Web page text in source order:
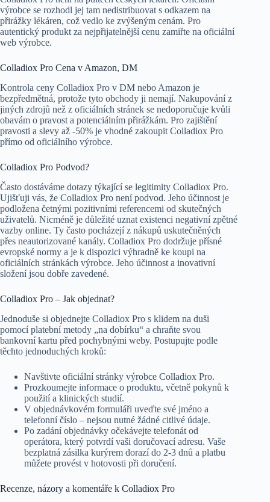
výrobce se rozhodl jej tam nedistribuovat s odkazem na
přirážky lékáren, což vedlo ke zvýšeným cenám. Pro
autentický produkt za nejpřijatelnější cenu zamiřte na oficiální
web výrobce.
Colladiox Pro Cena v Amazon, DM
Kontrola ceny Colladiox Pro v DM nebo Amazon je
bezpředmětná, protože tyto obchody ji nemají. Nakupování z
jiných zdrojů než z oficiálních stránek se nedoporučuje kvůli
obavám o pravost a potenciálním přirážkám. Pro zajištění
pravosti a slevy až -50% je vhodné zakoupit Colladiox Pro
přímo od oficiálního výrobce.
Colladiox Pro Podvod?
Často dostáváme dotazy týkající se legitimity Colladiox Pro.
Ujišťuji vás, že Colladiox Pro není podvod. Jeho účinnost je
podložena četnými pozitivními referencemi od skutečných
uživatelů. Nicméně je důležité uznat existenci negativní zpětné
vazby online. Ty často pocházejí z nákupů uskutečněných
přes neautorizované kanály. Colladiox Pro dodržuje přísné
evropské normy a je k dispozici výhradně ke koupi na
oficiálních stránkách výrobce. Jeho účinnost a inovativní
složení jsou dobře zavedené.
Colladiox Pro – Jak objednat?
Jednoduše si objednejte Colladiox Pro s klidem na duši
pomocí platební metody „na dobírku“ a chraňte svou
bankovní kartu před pochybnými weby. Postupujte podle
těchto jednoduchých kroků:
Navštivte oficiální stránky výrobce Colladiox Pro.
Prozkoumejte informace o produktu, včetně pokynů k
použití a klinických studií.
V objednávkovém formuláři uveďte své jméno a
telefonní číslo – nejsou nutné žádné citlivé údaje.
Po zadání objednávky očekávejte telefonát od
operátora, který potvrdí vaši doručovací adresu. Vaše
bezplatná zásilka kurýrem dorazí do 2-3 dnů a platbu
můžete provést v hotovosti při doručení.
Recenze, názory a komentáře k Colladiox Pro